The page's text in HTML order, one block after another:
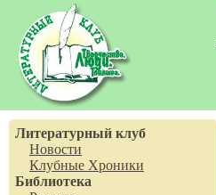
Литературный клуб
Новости
Клубные Хроники
Библиотека